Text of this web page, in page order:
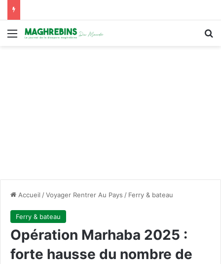
Menu
Accueil /Voyager Rentrer Au Pays / Ferry & bateau
Ferry & bateau
Opération Marhaba 2025 :
forte hausse du nombre de